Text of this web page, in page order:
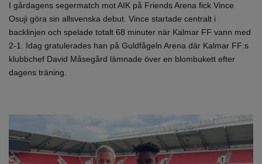
I gårdagens segermatch mot AIK på Friends Arena fick Vince
Osuji göra sin allsvenska debut. Vince startade centralt i
backlinjen och spelade totalt 68 minuter när Kalmar FF vann med
2-1. Idag gratulerades han på Guldfågeln Arena där Kalmar FF:s
klubbchef David Måsegård lämnade över en blombukett efter
dagens träning.